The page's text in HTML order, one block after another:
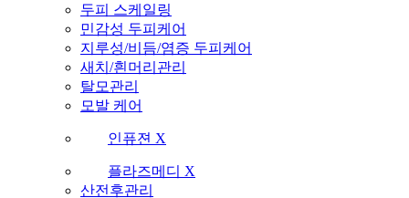
두피 스케일링
민감성 두피케어
지루성/비듬/염증 두피케어
새치/흰머리관리
탈모관리
모발 케어
인퓨젼 X
플라즈메디 X
산전후관리